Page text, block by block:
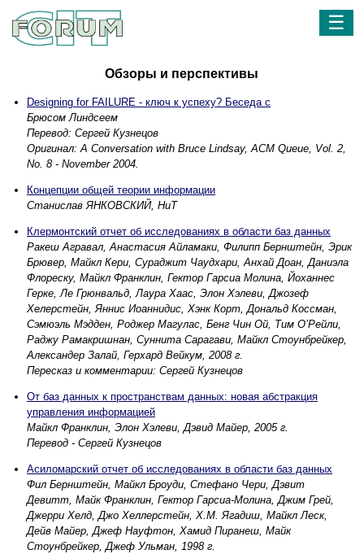
☰
Обзоры и перспективы
Designing for FAILURE - ключ к успеху? Беседа с
Брюсом Линдсеем
Перевод: Сергей Кузнецов
Оригинал: A Conversation with Bruce Lindsay, ACM Queue, Vol. 2,
No. 8 - November 2004.
Концепции общей теории информации
Станислав ЯНКОВСКИЙ, НиТ
Клермонтский отчет об исследованиях в области баз данных
Ракеш Агравал, Анастасия Айламаки, Филипп Бернштейн, Эрик
Брювер, Майкл Кери, Сураджит Чаудхари, Анхай Доан, Даниэла
Флореску, Майкл Франклин, Гектор Гарсиа Молина, Йоханнес
Герке, Ле Грюнвальд, Лаура Хаас, Элон Хэлеви, Джозеф
Хелерстейн, Яннис Иоаннидис, Хэнк Корт, Дональд Коссман,
Сэмюэль Мэдден, Роджер Магулас, Бенг Чин Ой, Тим О’Рейли,
Раджу Рамакришнан, Суннита Сарагави, Майкл Стоунбрейкер,
Александер Залай, Герхард Вейкум, 2008 г.
Пересказ и комментарии: Сергей Кузнецов
От баз данных к пространствам данных: новая абстракция
управления информацией
Майкл Франклин, Элон Хэлеви, Дэвид Майер, 2005 г.
Перевод - Сергей Кузнецов
Асиломарский отчет об исследованиях в области баз данных
Фил Бернштейн, Майкл Броуди, Стефано Чери, Дэвит
Девитт, Майк Франклин, Гектор Гарсиа-Молина, Джим Грей,
Джерри Хелд, Джо Хеллерстейн, Х.М. Ягадиш, Майкл Леск,
Дейв Майер, Джеф Науфтон, Хамид Пиранеш, Майк
Стоунбрейкер, Джеф Ульман, 1998 г.